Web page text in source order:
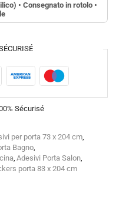
• Consegnato in rotolo •
Sécurisé
per porta 73 x 204 cm,
Bagno,
, Adesivi Porta Salon,
porta 83 x 204 cm